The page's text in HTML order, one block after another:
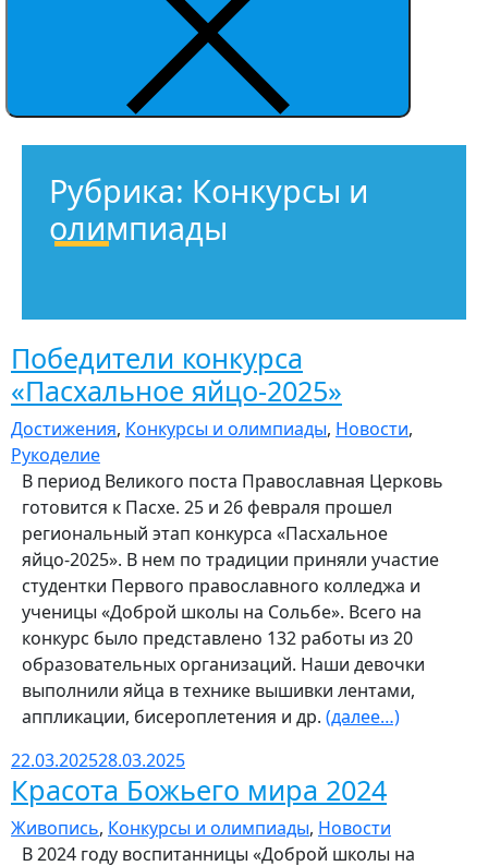
Рубрика: Конкурсы и
олимпиады
Победители конкурса
«Пасхальное яйцо-2025»
Достижения, Конкурсы и олимпиады, Новости,
Рукоделие
В период Великого поста Православная Церковь
готовится к Пасхе. 25 и 26 февраля прошел
региональный этап конкурса «Пасхальное
яйцо-2025». В нем по традиции приняли участие
студентки Первого православного колледжа и
ученицы «Доброй школы на Сольбе». Всего на
конкурс было представлено 132 работы из 20
образовательных организаций. Наши девочки
выполнили яйца в технике вышивки лентами,
аппликации, бисероплетения и др. (далее…)
22.03.202528.03.2025
Красота Божьего мира 2024
Живопись, Конкурсы и олимпиады, Новости
В 2024 году воспитанницы «Доброй школы на